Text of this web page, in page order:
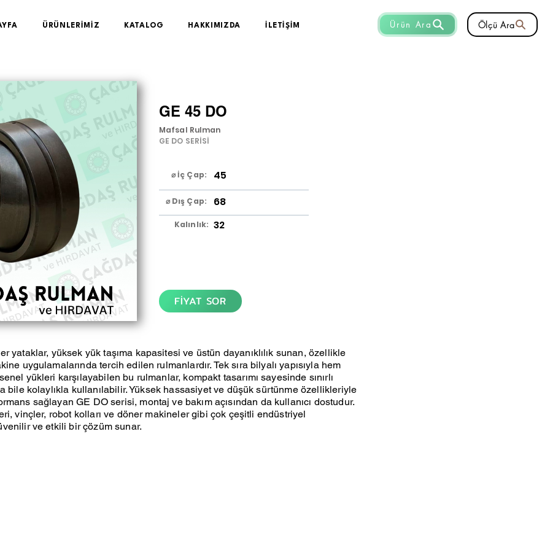
Ölçü Ara
Ürün Ara
ÜRÜNLERİMİZ KATALOG HAKKIMIZDA İLETİŞİM
GE 45 DO
Mafsal Rulman
GE DO SERİSİ
⌀ İç Çap: 45
⌀ Dış Çap: 68
Kalınlık: 32
FİYAT SOR
yataklar, yüksek yük taşıma kapasitesi ve üstün dayanıklılık sunan, özellikle
uygulamalarında tercih edilen rulmanlardır. Tek sıra bilyalı yapısıyla hem
yükleri karşılayabilen bu rulmanlar, kompakt tasarımı sayesinde sınırlı
bile kolaylıkla kullanılabilir. Yüksek hassasiyet ve düşük sürtünme özellikleriyle
sağlayan GE DO serisi, montaj ve bakım açısından da kullanıcı dostudur.
vinçler, robot kolları ve döner makineler gibi çok çeşitli endüstriyel
ve etkili bir çözüm sunar.